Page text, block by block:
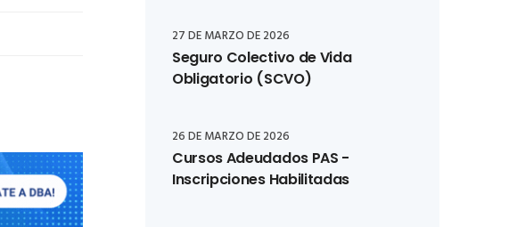
27 DE MARZO DE 2026
Seguro Colectivo de Vida
Obligatorio (SCVO)
26 DE MARZO DE 2026
Cursos Adeudados PAS -
Inscripciones Habilitadas